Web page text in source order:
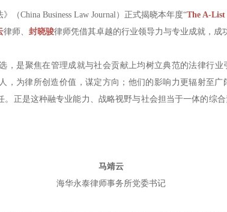
（China Business Law Journal）正式揭晓本年度“The A-
律师、 封晓骏律师凭借其卓越的行业领导力与专业成就，成
，是聚焦在管理成就与社会贡献上均树立典范的法律行
为律所创造价值，谋定方向；他们的影响力更辐射至广
。正是这种融专业能力、战略视野与社会担当于一体的综
马靖云
海华永泰律师事务所党委书记